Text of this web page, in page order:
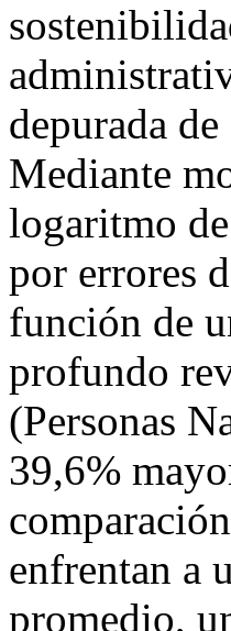
depurada
Mediante
logaritmo
por errores
función de
profundo
(Personas
39,6%
enfrentan a
promedio,